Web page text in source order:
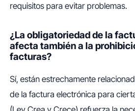
requisitos para evitar problemas.
¿La obligatoriedad de la
afecta también a la
facturas?
Sí, están estrechamente
de la factura electrónica para